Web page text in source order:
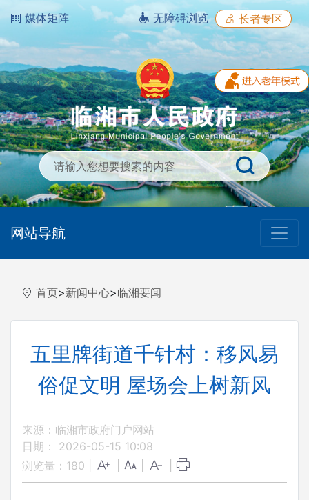
媒体矩阵 无障碍浏览 长者专区
网站导航
首页>新闻中心>临湘要闻
五里牌街道千针村：移风易
俗促文明 屋场会上树新风
来源：临湘市政府门户网站
日期： 2026-05-15 10:08
浏览量： 180